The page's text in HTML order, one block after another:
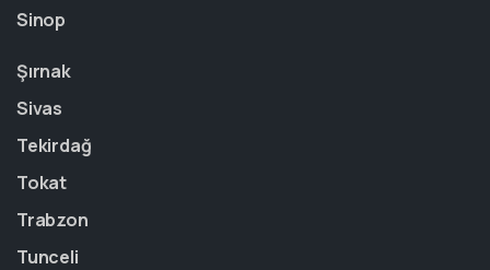
Sinop
Şırnak
Sivas
Tekirdağ
Tokat
Trabzon
Tunceli